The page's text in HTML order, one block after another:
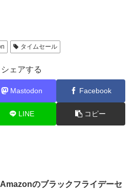
タイムセール
シェアする
Mastodon Facebook
LINE コピー
Amazonのブラックフライデーセ